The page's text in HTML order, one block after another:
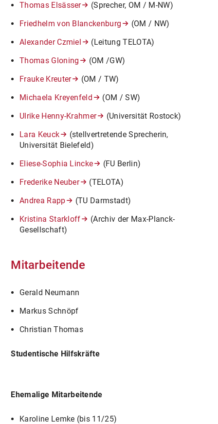
Thomas Elsässer
(Sprecher, OM / M-NW)
Friedhelm von Blanckenburg
(OM / NW)
Alexander Czmiel
(Leitung TELOTA)
Thomas Gloning
(OM /GW)
Frauke Kreuter
(OM / TW)
Michaela Kreyenfeld
(OM / SW)
Ulrike Henny-Krahmer
(Universität Rostock)
Lara Keuck
(stellvertretende Sprecherin,
Universität Bielefeld)
Eliese-Sophia Lincke
(FU Berlin)
Frederike Neuber
(TELOTA)
Andrea Rapp
(TU Darmstadt)
Kristina Starkloff
(Archiv der Max-Planck-
Gesellschaft)
Mitarbeitende
Gerald Neumann
Markus Schnöpf
Christian Thomas
Studentische Hilfskräfte
Ehemalige Mitarbeitende
Karoline Lemke (bis 11/25)